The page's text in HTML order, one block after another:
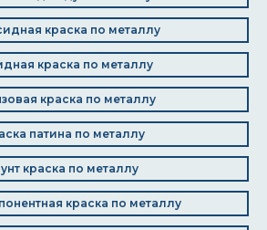
краска по металлу
краска по металлу
краска по металлу
патина по металлу
краска по металлу
краска по металлу